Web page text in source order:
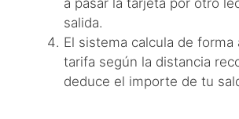
a pasar la tarjeta por otro
salida.
El sistema calcula de forma
tarifa según la distancia
deduce el importe de tu